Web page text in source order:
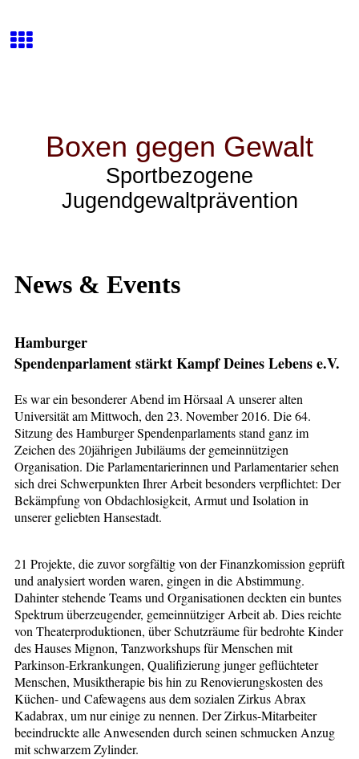
Boxen gegen Gewalt
Sportbezogene
Jugendgewaltprävention
News & Events
Hamburger
Spendenparlament stärkt Kampf Deines Lebens e.V.
Es war ein besonderer Abend im Hörsaal A unserer alten
Universität am Mittwoch, den 23. November 2016. Die 64.
Sitzung des Hamburger Spendenparlaments stand ganz im
Zeichen des 20jährigen Jubiläums der gemeinnützigen
Organisation. Die Parlamentarierinnen und Parlamentarier sehen
sich drei Schwerpunkten Ihrer Arbeit besonders verpflichtet: Der
Bekämpfung von Obdachlosigkeit, Armut und Isolation in
unserer geliebten Hansestadt.
21 Projekte, die zuvor sorgfältig von der Finanzkomission geprüft
und analysiert worden waren, gingen in die Abstimmung.
Dahinter stehende Teams und Organisationen deckten ein buntes
Spektrum überzeugender, gemeinnütziger Arbeit ab. Dies reichte
von Theaterproduktionen, über Schutzräume für bedrohte Kinder
des Hauses Mignon, Tanzworkshups für Menschen mit
Parkinson-Erkrankungen, Qualifizierung junger geflüchteter
Menschen, Musiktherapie bis hin zu Renovierungskosten des
Küchen- und Cafewagens aus dem sozialen Zirkus Abrax
Kadabrax, um nur einige zu nennen. Der Zirkus-Mitarbeiter
beeindruckte alle Anwesenden durch seinen schmucken Anzug
mit schwarzem Zylinder.